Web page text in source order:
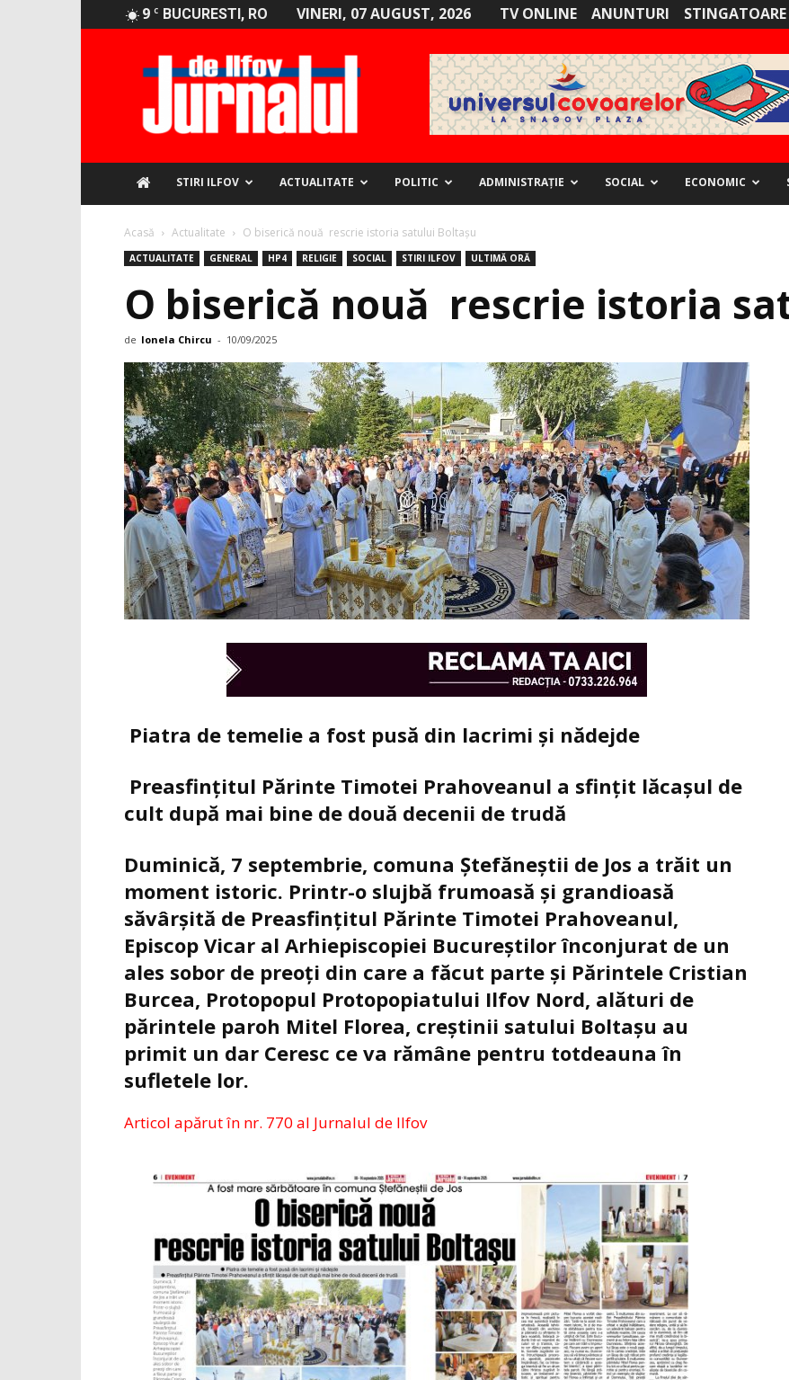
9 C BUCURESTI, RO VINERI, 07 AUGUST, 2026 TV ONLINE ANUNTURI
STIRI ILFOV ACTUALITATE POLITIC ADMINISTRAȚIE SOCIAL ECONOMIC
Acasă Actualitate O biserică nouă rescrie istoria satului Boltaşu
ACTUALITATE GENERAL HP4 RELIGIE SOCIAL STIRI ILFOV ULTIMĂ ORĂ
O biserică nouă rescrie istoria
de Ionela Chircu - 10/09/2025
Piatra de temelie a fost pusă din lacrimi și nădejde
Preasfințitul Părinte Timotei Prahoveanul a sfințit lăcașul de
cult după mai bine de două decenii de trudă
Duminică, 7 septembrie, comuna Ștefăneștii de Jos a trăit un
moment istoric. Printr-o slujbă frumoasă și grandioasă
săvârșită de Preasfințitul Părinte Timotei Prahoveanul,
Episcop Vicar al Arhiepiscopiei Bucureștilor înconjurat de un
ales sobor de preoți din care a făcut parte și Părintele Cristian
Burcea, Protopopul Protopopiatului Ilfov Nord, alături de
părintele paroh Mitel Florea, creștinii satului Boltașu au
primit un dar Ceresc ce va rămâne pentru totdeauna în
sufletele lor.
Articol apărut în nr. 770 al Jurnalul de Ilfov